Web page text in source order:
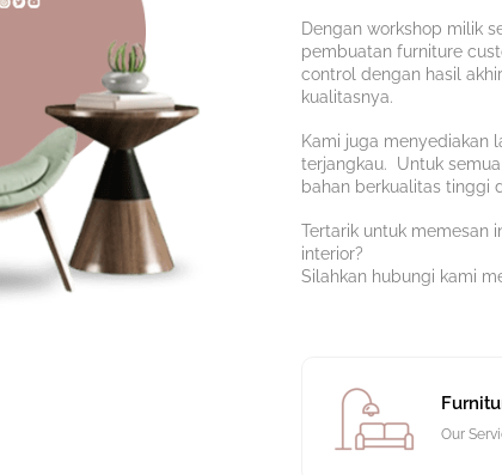
Dengan workshop milik
pembuatan furniture
control dengan hasil
kualitasnya.
Kami juga menyediakan
terjangkau. Untuk
bahan berkualitas tinggi
Tertarik untuk memesan
interior?
Silahkan hubungi kami
Our